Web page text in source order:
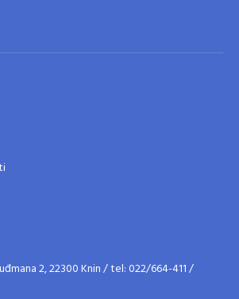
2, 22300 Knin / tel: 022/664-411 /